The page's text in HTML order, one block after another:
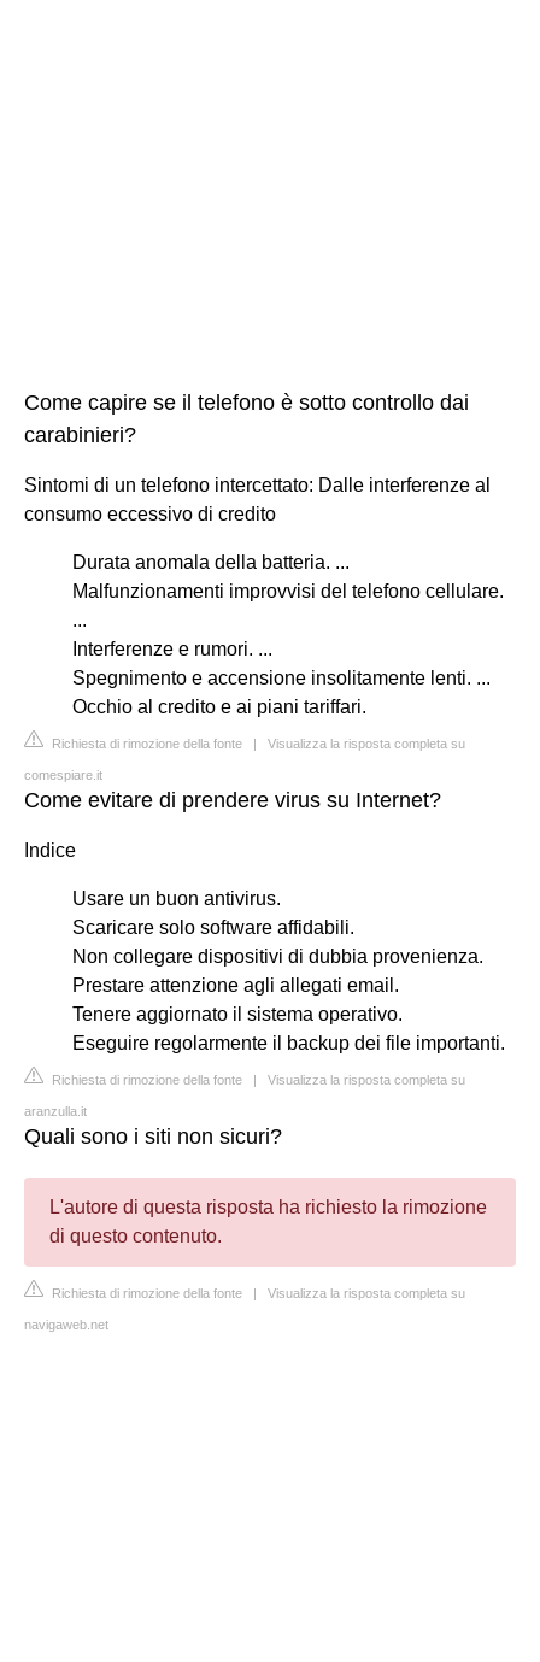
Come capire se il telefono è sotto controllo dai
carabinieri?
Sintomi di un telefono intercettato: Dalle interferenze al
consumo eccessivo di credito
Durata anomala della batteria. ...
Malfunzionamenti improvvisi del telefono cellulare.
...
Interferenze e rumori. ...
Spegnimento e accensione insolitamente lenti. ...
Occhio al credito e ai piani tariffari.
Richiesta di rimozione della fonte | Visualizza la risposta completa su
comespiare.it
Come evitare di prendere virus su Internet?
Indice
Usare un buon antivirus.
Scaricare solo software affidabili.
Non collegare dispositivi di dubbia provenienza.
Prestare attenzione agli allegati email.
Tenere aggiornato il sistema operativo.
Eseguire regolarmente il backup dei file importanti.
Richiesta di rimozione della fonte | Visualizza la risposta completa su
aranzulla.it
Quali sono i siti non sicuri?
L'autore di questa risposta ha richiesto la rimozione
di questo contenuto.
Richiesta di rimozione della fonte | Visualizza la risposta completa su
navigaweb.net